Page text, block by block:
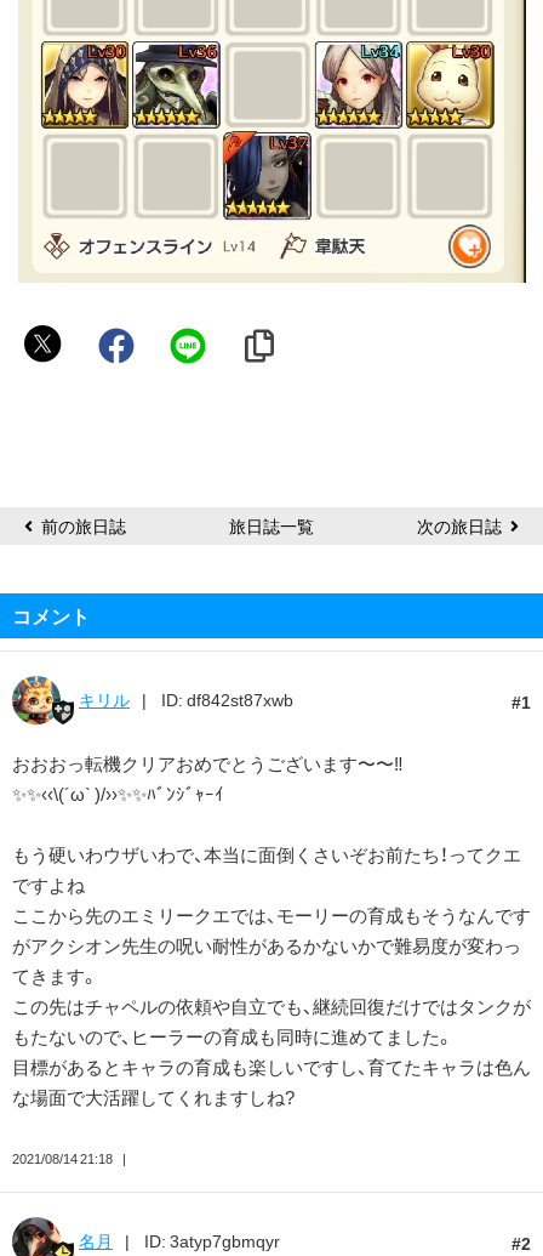
名
前の旅日誌 旅日誌一覧 次の旅日誌
コメント
1
キリル ID: df842st87xwb
おおおっ転機クリアおめでとうございます〜〜‼️
✨✨‹‹\(´ω` )/››✨✨ﾊﾞﾝｼﾞｬｰｲ
もう硬いわウザいわで、本当に面倒くさいぞお前たち！ってクエ
ですよね
ここから先のエミリークエでは、モーリーの育成もそうなんです
がアクシオン先生の呪い耐性があるかないかで難易度が変わっ
てきます。
この先はチャペルの依頼や自立でも、継続回復だけではタンクが
もたないので、ヒーラーの育成も同時に進めてました。
目標があるとキャラの育成も楽しいですし、育てたキャラは色ん
な場面で大活躍してくれますしね?
2021/08/14 21:18
2
名月 ID: 3atyp7gbmqyr